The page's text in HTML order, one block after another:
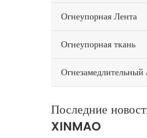
Огнеупорная Лента
Огнеупорная ткань
Огнезамедлительный
Последние
XINMAO